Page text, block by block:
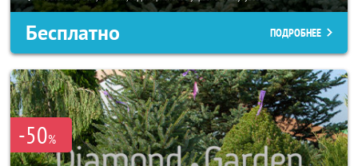
Бесплатно ПОДРОБНЕЕ
-50%